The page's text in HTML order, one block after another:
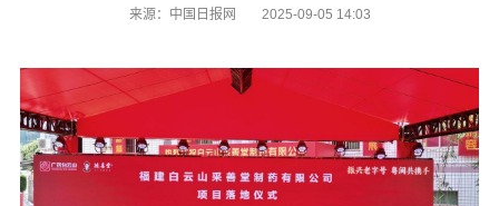
来源：中国日报网 2025-09-05 14:03